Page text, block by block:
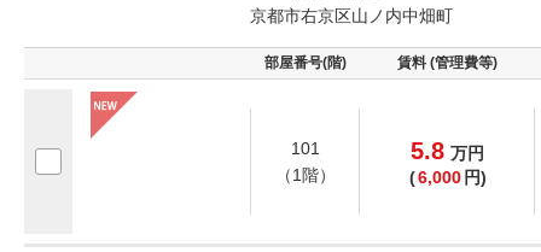
京都市右京区山ノ内中畑町
部屋番号(階) 賃料 (管理費等)
101
（1階）
5.8 万円
(6,000 円)